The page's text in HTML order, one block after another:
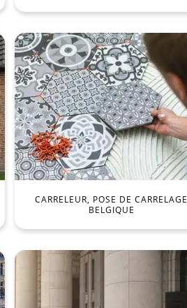
CARRELEUR, POSE DE CARRELAGE
BELGIQUE